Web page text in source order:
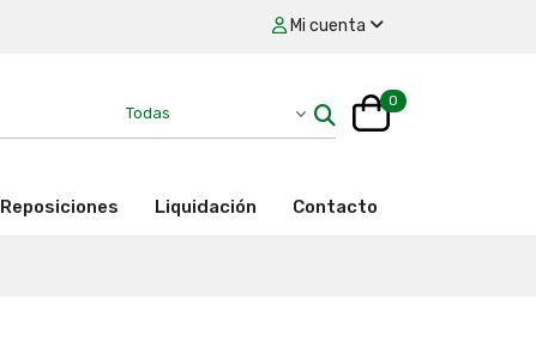
Mi cuenta
0
Reposiciones Liquidación Contacto